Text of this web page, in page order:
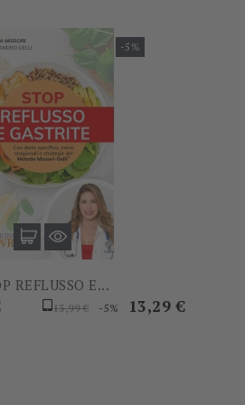
-5%
REFLUSSO E...
Prezzo
13,99 € -5% Prezzo
13,29 €